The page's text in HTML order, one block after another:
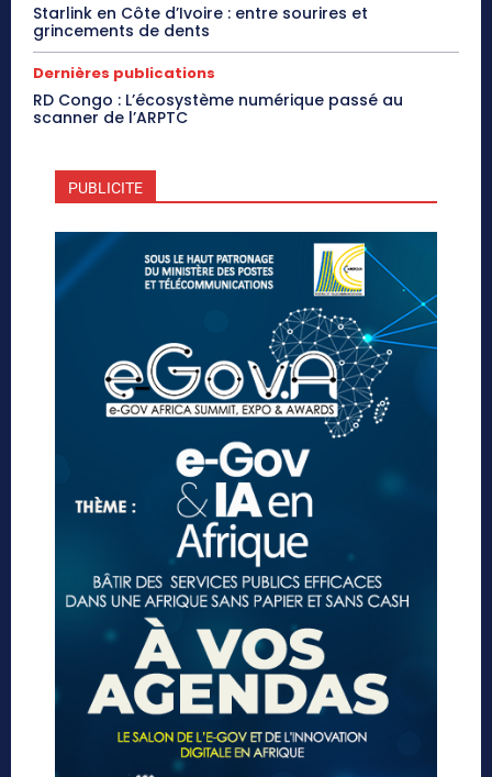
Starlink en Côte d’Ivoire : entre sourires et
grincements de dents
Dernières publications
RD Congo : L’écosystème numérique passé au
scanner de l’ARPTC
PUBLICITE